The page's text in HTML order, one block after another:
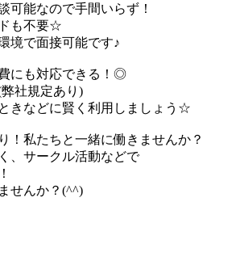
可能なので手間いらず！
も不要☆
境で面接可能です♪
にも対応できる！◎
社規定あり)
きなどに賢く利用しましょう☆
！私たちと一緒に働きませんか？
、サークル活動などで
せんか？(^^)